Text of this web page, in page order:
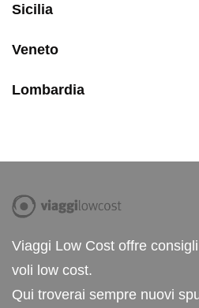
Sicilia
Veneto
Lombardia
Viaggi Low Cost offre
voli low cost.
Qui troverai sempre nuovi